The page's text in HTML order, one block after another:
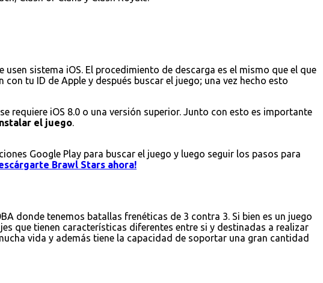
sistema iOS. El procedimiento de descarga es el mismo que el que
tu ID de Apple y después buscar el juego; una vez hecho esto
requiere iOS 8.0 o una versión superior. Junto con esto es importante
el juego.
Google Play para buscar el juego y luego seguir los pasos para
Brawl Stars ahora!
donde tenemos batallas frenéticas de 3 contra 3. Si bien es un juego
que tienen características diferentes entre si y destinadas a realizar
vida y además tiene la capacidad de soportar una gran cantidad